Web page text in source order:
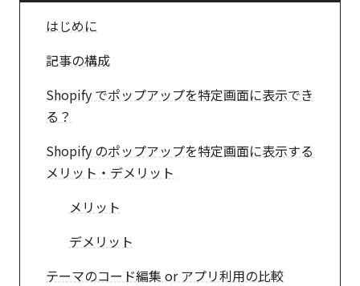
はじめに
記事の構成
Shopify でポップアップを特定画面に表示でき
る？
Shopify のポップアップを特定画面に表示する
メリット・デメリット
メリット
デメリット
テーマのコード編集 or アプリ利用の比較